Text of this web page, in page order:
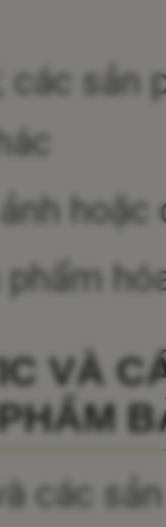
sản
hoặc
VÀ
các